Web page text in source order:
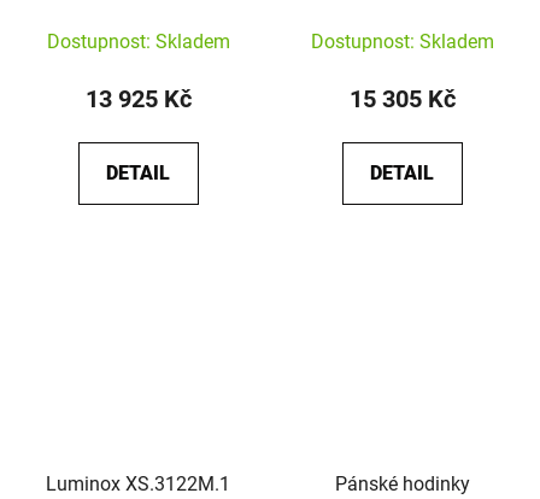
Dostupnost: Skladem
13 925 Kč
DETAIL
Dostupnost: Skladem
15 305 Kč
DETAIL
Luminox XS.3122M.1
Pánské hodinky